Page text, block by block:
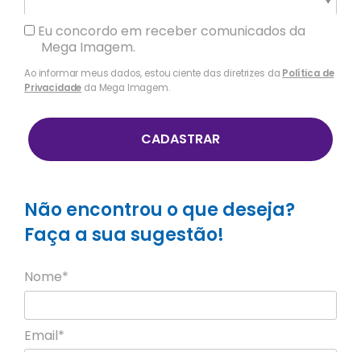
Eu concordo em receber comunicados da
Mega Imagem.
Ao informar meus dados, estou ciente das diretrizes da Política de
Privacidade da Mega Imagem.
CADASTRAR
Não encontrou o que deseja?
Faça a sua sugestão!
Nome*
Email*